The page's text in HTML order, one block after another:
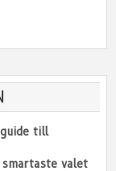
guide till
valet